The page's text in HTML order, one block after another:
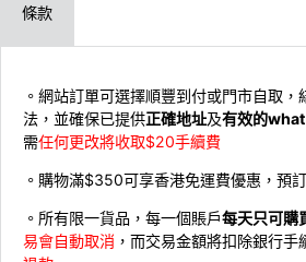
條款
。網站訂單可選擇順豐到付或門市自取
法，並確保已提供正確地址及有效的
需任何更改將收取$20手續費
。購物滿$350可享香港免運費優惠，預
。所有限一貨品，每一個賬戶每天只可購
易會自動取消 ，而交易金額將扣除銀行手